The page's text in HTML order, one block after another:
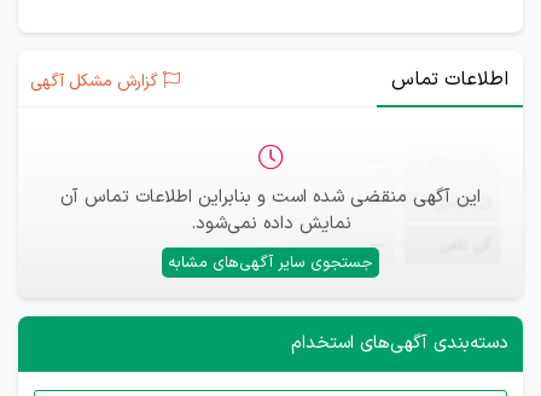
اطلاعات تماس گزارش مشکل آگهی
این آگهی منقضی شده است و بنابراین اطلاعات تماس آن
نمایش داده نمی‌شود.
جستجوی سایر آگهی‌های مشابه
ایمیل —
—
دسته‌بندی آگهی‌های استخدام